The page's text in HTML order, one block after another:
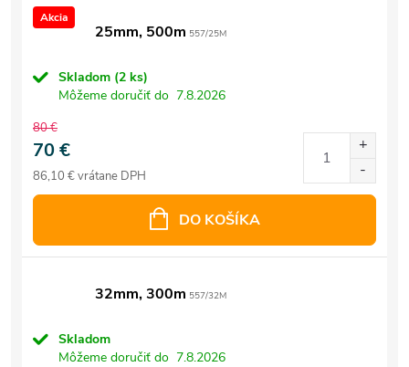
Akcia
25mm, 500m 557/25M
Skladom (2 ks)
Môžeme doručiť do 7.8.2026
80 €
70 €
86,10 € vrátane DPH
DO KOŠÍKA
32mm, 300m 557/32M
Skladom
Môžeme doručiť do 7.8.2026